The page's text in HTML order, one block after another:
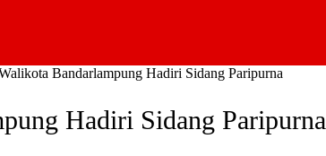
Bandarlampung Hadiri Sidang Paripurna
Hadiri Sidang Paripurna